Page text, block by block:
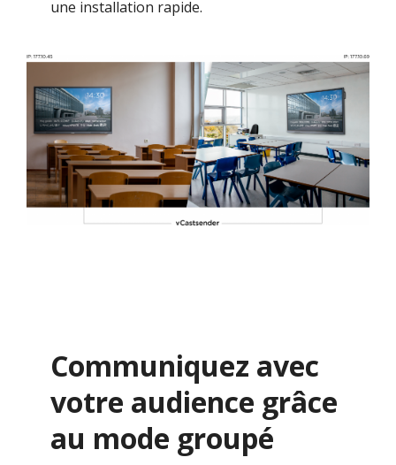
une installation rapide.
Communiquez avec
votre audience grâce
au mode groupé